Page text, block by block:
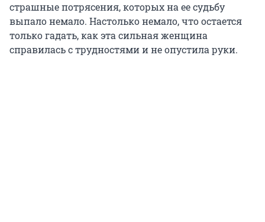
страшные потрясения, которых на ее судьбу
выпало немало. Настолько немало, что остается
только гадать, как эта сильная женщина
справилась с трудностями и не опустила руки.